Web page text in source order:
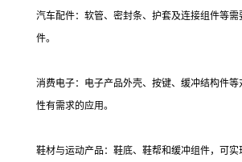
汽车配件：软管、密封条、护套及连接组件等
件。
消费电子：电子产品外壳、按键、缓冲结构件
性有需求的应用。
鞋材与运动产品：鞋底、鞋帮和缓冲组件，可